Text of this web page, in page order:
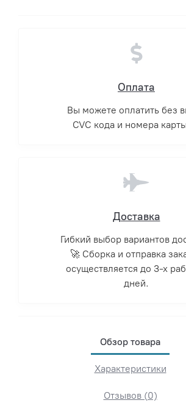
Оплата
Вы можете оплатить без
CVC кода и номера
Доставка
Гибкий выбор вариантов
🚀 Сборка и отправка
осуществляется до 3-х
дней.
Обзор товара
Характеристики
Отзывов (0)